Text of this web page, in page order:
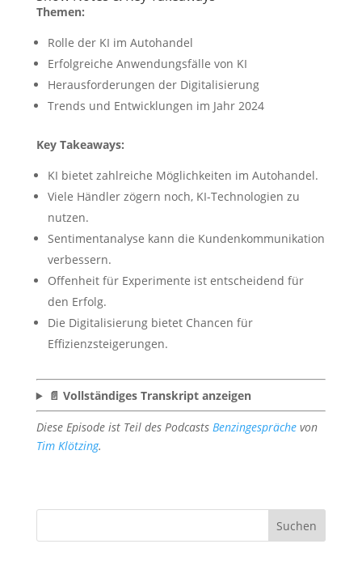
Themen:
Rolle der KI im Autohandel
Erfolgreiche Anwendungsfälle von KI
Herausforderungen der Digitalisierung
Trends und Entwicklungen im Jahr 2024
Key Takeaways:
KI bietet zahlreiche Möglichkeiten im Autohandel.
Viele Händler zögern noch, KI-Technologien zu
nutzen.
Sentimentanalyse kann die Kundenkommunikation
verbessern.
Offenheit für Experimente ist entscheidend für
den Erfolg.
Die Digitalisierung bietet Chancen für
Effizienzsteigerungen.
📄 Vollständiges Transkript anzeigen
Diese Episode ist Teil des Podcasts Benzingesprächevon
Tim Klötzing.
Suchen